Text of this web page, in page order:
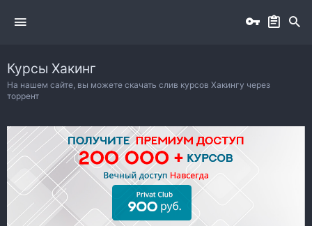
Курсы Хакинг
На нашем сайте, вы можете скачать слив курсов Хакингу через
торрент